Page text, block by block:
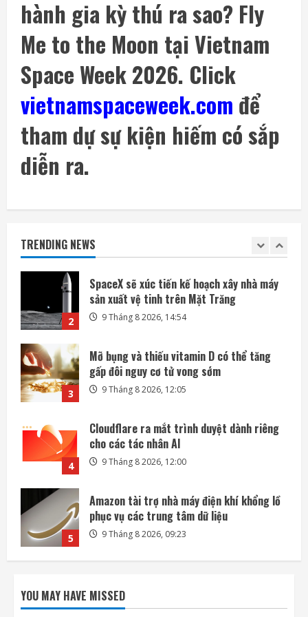
hành gia kỳ thú ra sao? Fly
Me to the Moon tại Vietnam
Space Week 2026. Click
vietnamspaceweek.com để
tham dự sự kiện hiếm có sắp
diễn ra.
TRENDING NEWS
cho các tác nhân AI
9 Tháng 8 2026, 12:00
5
Amazon tài trợ nhà máy điện khí khổng lồ
phục vụ các trung tâm dữ liệu
9 Tháng 8 2026, 09:23
1
Các kỹ sư chạy đua cứu tàu vũ trụ LINK
trước khi quá muộn
2
SpaceX sẽ xúc tiến kế hoạch xây nhà máy
3
Mỡ bụng và thiếu vitamin D có thể tăng
gấp đôi nguy cơ tử vong sớm
9 Tháng 8 2026, 12:05
4
Cloudflare ra mắt trình duyệt dành riêng
cho các tác nhân AI
9 Tháng 8 2026, 12:00
5
Amazon tài trợ nhà máy điện khí khổng lồ
phục vụ các trung tâm dữ liệu
9 Tháng 8 2026, 09:23
1
Các kỹ sư chạy đua cứu tàu vũ trụ LINK
trước khi quá muộn
9 Tháng 8 2026, 19:00
2
sản xuất vệ tinh trên Mặt Trăng
9 Tháng 8 2026, 14:54
YOU MAY HAVE MISSED